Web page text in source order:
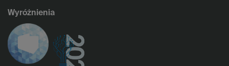
Wyróżnienia